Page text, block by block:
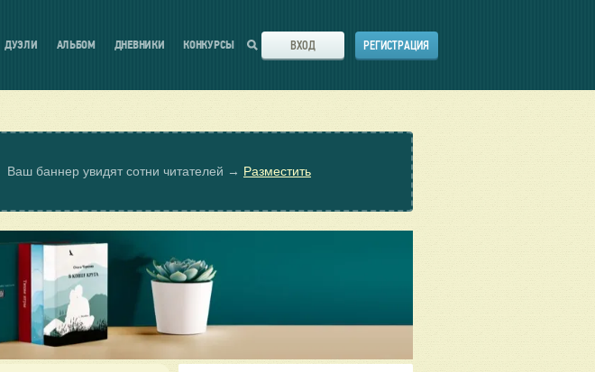
ДУЭЛИ АЛЬБОМ ДНЕВНИКИ КОНКУРСЫ ВХОД РЕГИСТРАЦИЯ
Ваш баннер увидят сотни читателей → Разместить